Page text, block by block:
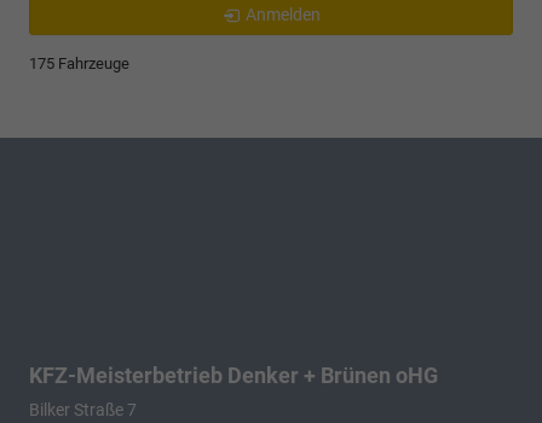
Anmelden
175 Fahrzeuge
KFZ-Meisterbetrieb Denker + Brünen oHG
Bilker Straße 7